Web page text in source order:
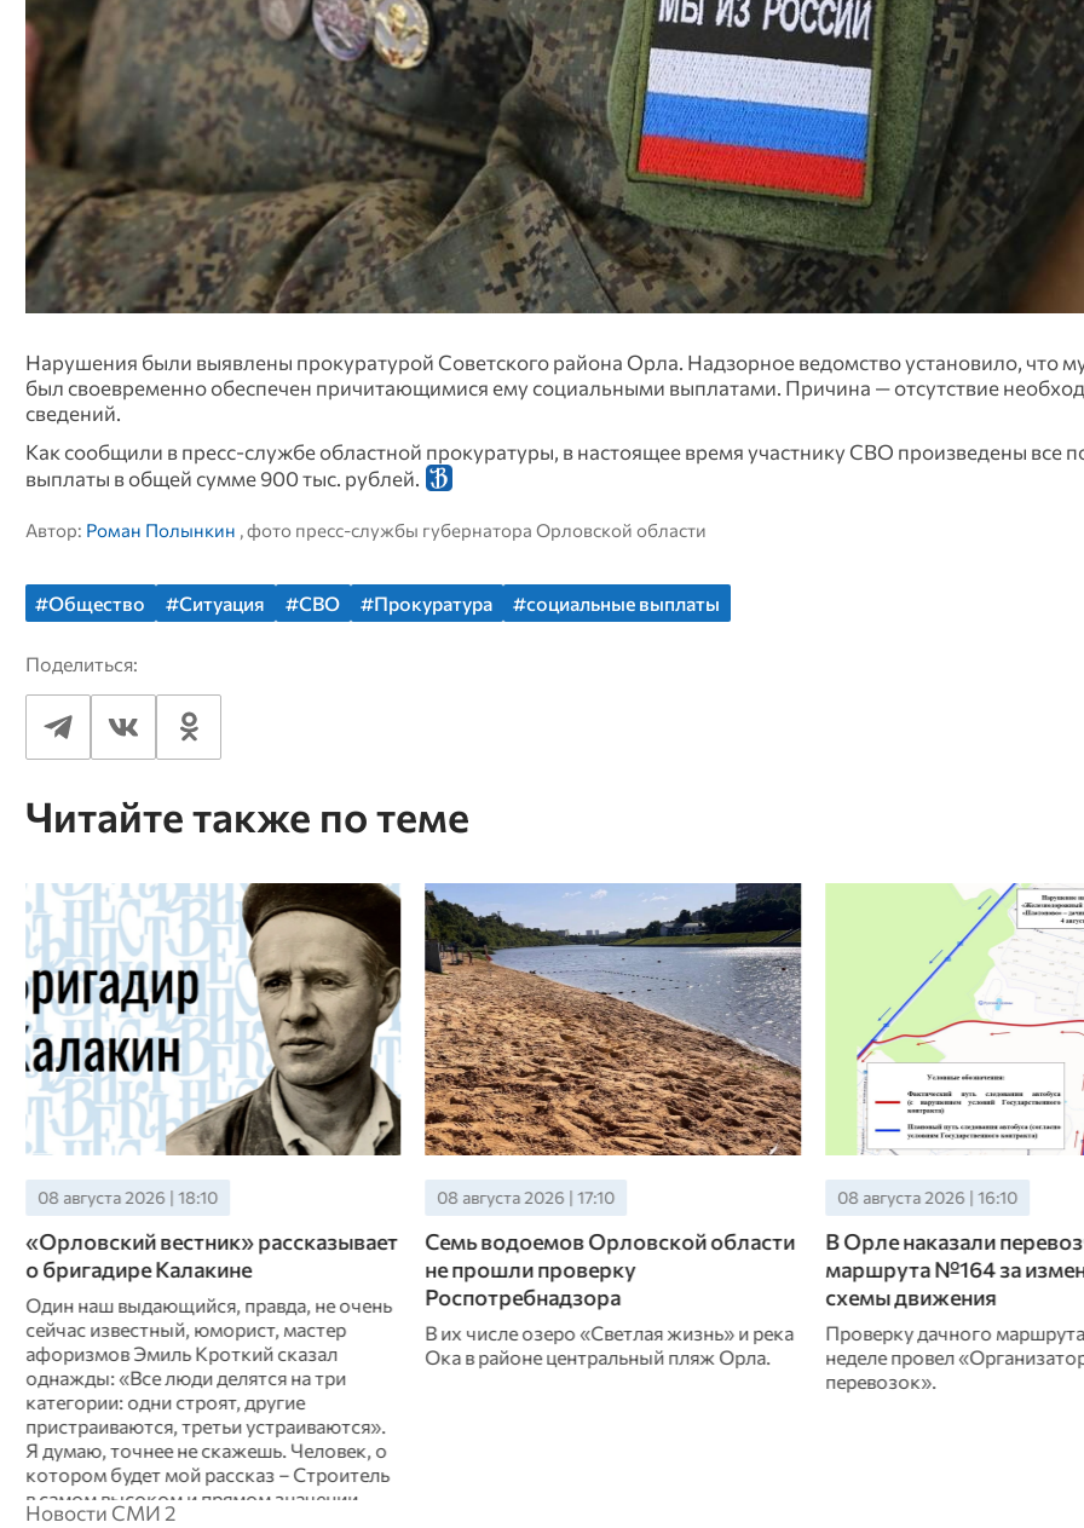
Нарушения были выявлены прокуратурой Советского района Орла. Надзорное ведомство установило, что
был своевременно обеспечен причитающимися ему социальными выплатами. Причина — отсутствие
сведений.
Как сообщили в пресс-службе областной прокуратуры, в настоящее время участнику СВО произведены все
выплаты в общей сумме 900 тыс. рублей.
Автор: Роман Полынкин , фото пресс-службы губернатора Орловской области
#Общество #Ситуация #СВО #Прокуратура #социальные выплаты
Поделиться:
Читайте также по теме
08 августа 2026 | 17:10
Семь водоемов Орловской области
не прошли проверку
Роспотребнадзора
В их числе озеро «Светлая жизнь» и река
Ока в районе центральный пляж Орла.
08 августа 2026 | 16:10
В Орле наказали перевозчика
маршрута №164 за изменение
схемы движения
Проверку дачного маршрута на этой
неделе провел «Организатор
08 августа 2026 | 13:10
Орловские студентки
реставрировали
Чудотворца в Тверской
Студенты Орловского
строительного техникума
участие в Выездной школе
Новости СМИ 2